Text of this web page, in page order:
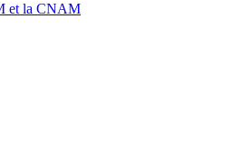
et la CNAM